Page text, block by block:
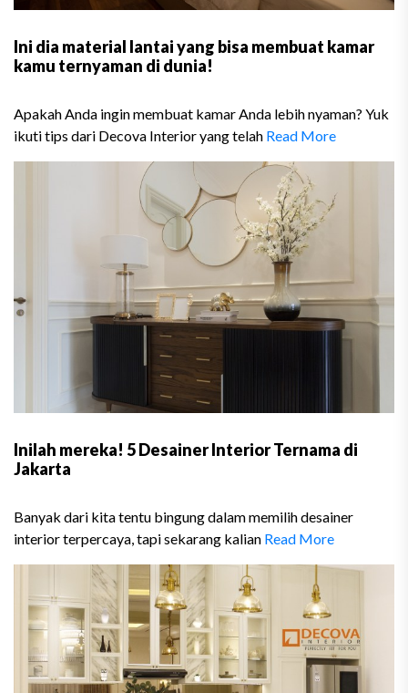
Ini dia material lantai yang bisa membuat kamar
kamu ternyaman di dunia!
Apakah Anda ingin membuat kamar Anda lebih nyaman? Yuk
ikuti tips dari Decova Interior yang telah Read More
Inilah mereka! 5 Desainer Interior Ternama di
Jakarta
Banyak dari kita tentu bingung dalam memilih desainer
interior terpercaya, tapi sekarang kalian Read More